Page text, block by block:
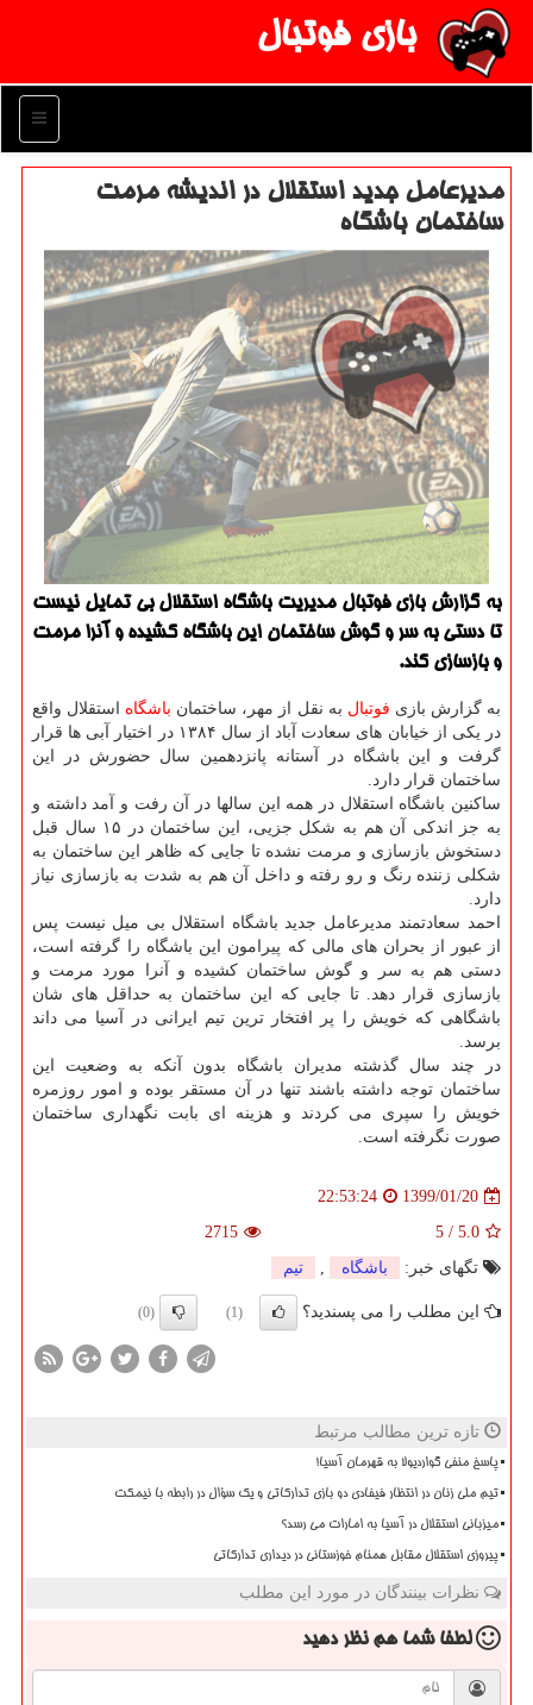
بازی فوتبال
منو
مدیرعامل جدید استقلال در اندیشه مرمت
ساختمان باشگاه
به گزارش بازی فوتبال مدیریت باشگاه استقلال بی تمایل نیست
تا دستی به سر و گوش ساختمان این باشگاه كشیده و آنرا مرمت
و بازسازی كند.
به گزارش بازی فوتبال به نقل از مهر، ساختمان باشگاه استقلال واقع
در یكی از خیابان های سعادت آباد از سال ۱۳۸۴ در اختیار آبی ها قرار
گرفت و این باشگاه در آستانه پانزدهمین سال حضورش در این
ساختمان قرار دارد.
ساكنین باشگاه استقلال در همه این سالها در آن رفت و آمد داشته و
به جز اندكی آن هم به شكل جزیی، این ساختمان در ۱۵ سال قبل
دستخوش بازسازی و مرمت نشده تا جایی كه ظاهر این ساختمان به
شكلی زننده رنگ و رو رفته و داخل آن هم به شدت به بازسازی نیاز
دارد.
احمد سعادتمند مدیرعامل جدید باشگاه استقلال بی میل نیست پس
از عبور از بحران های مالی كه پیرامون این باشگاه را گرفته است،
دستی هم به سر و گوش ساختمان كشیده و آنرا مورد مرمت و
بازسازی قرار دهد. تا جایی كه این ساختمان به حداقل های شان
باشگاهی كه خویش را پر افتخار ترین تیم ایرانی در آسیا می داند
برسد.
در چند سال گذشته مدیران باشگاه بدون آنكه به وضعیت این
ساختمان توجه داشته باشند تنها در آن مستقر بوده و امور روزمره
خویش را سپری می كردند و هزینه ای بابت نگهداری ساختمان
صورت نگرفته است.
1399/01/20
22:53:24
5.0
/
5
2715
تگهای خبر:
باشگاه , تیم
این مطلب را می پسندید؟ (1)
(0)
تازه ترین مطالب مرتبط
پاسخ منفی گواردیولا به قهرمان آسیا!
تیم ملی زنان در انتظار فیفادی دو بازی تدارکاتی و یک سؤال در رابطه با نیمکت
میزبانی استقلال در آسیا به امارات می رسد؟
پیروزی استقلال مقابل همنام خوزستانی در دیداری تدارکاتی
نظرات بینندگان در مورد این مطلب
لطفا شما همنظر دهید